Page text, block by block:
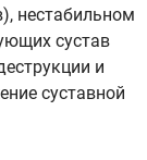
нестабильном
сустав
и
суставной